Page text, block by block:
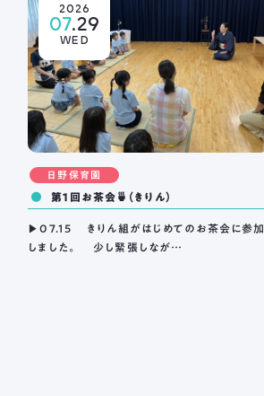
2026
07.29
WED
日野保育園
第１回お茶会🍵（きりん）
▶07.15 きりん組がはじめてのお茶会に参加
しました。 少し緊張しなが…